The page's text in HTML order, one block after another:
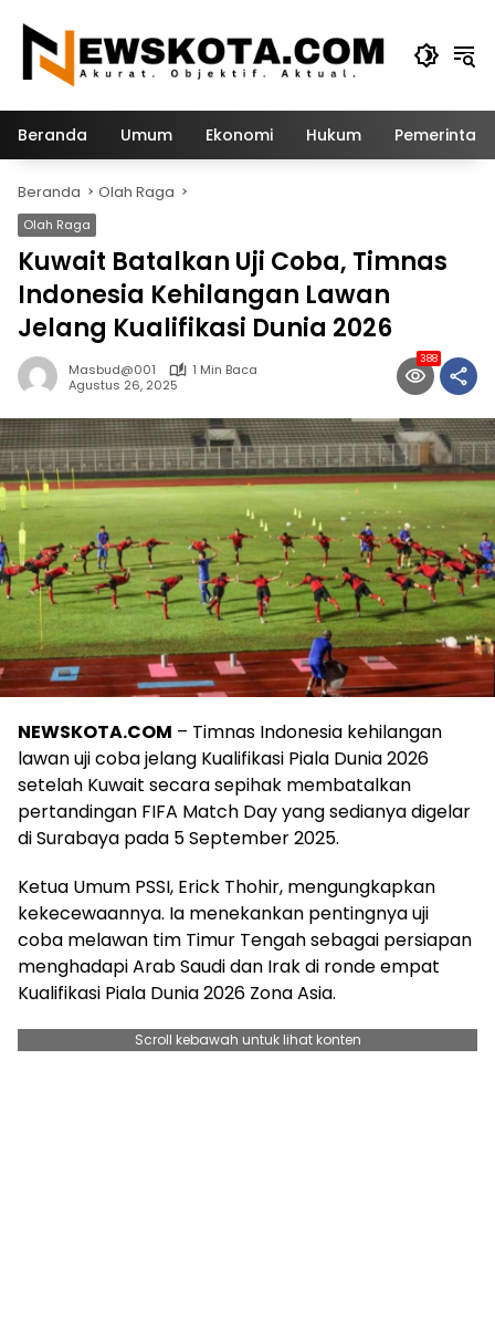
konten
Beranda Umum Ekonomi Hukum
Beranda Olah Raga
Olah Raga
Kuwait Batalkan Uji Coba, Timnas
Indonesia Kehilangan Lawan
Jelang Kualifikasi Dunia 2026
Masbud@001
1 Min Baca
Agustus 26, 2025
388
NEWSKOTA.COM – Timnas Indonesia kehilangan
lawan uji coba jelang Kualifikasi Piala Dunia 2026
setelah Kuwait secara sepihak membatalkan
pertandingan FIFA Match Day yang sedianya digelar
di Surabaya pada 5 September 2025.
Ketua Umum PSSI, Erick Thohir, mengungkapkan
kekecewaannya. Ia menekankan pentingnya uji
coba melawan tim Timur Tengah sebagai persiapan
menghadapi Arab Saudi dan Irak di ronde empat
Kualifikasi Piala Dunia 2026 Zona Asia.
Scroll kebawah untuk lihat konten